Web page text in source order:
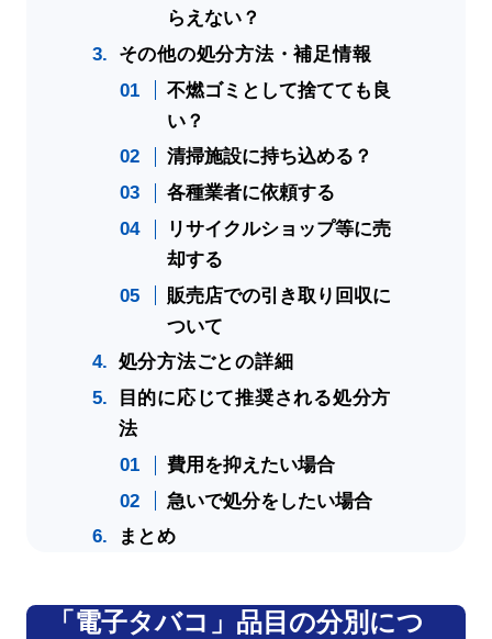
らえない？
その他の処分方法・補足情報
不燃ゴミとして捨てても良
い？
清掃施設に持ち込める？
各種業者に依頼する
リサイクルショップ等に売
却する
販売店での引き取り回収に
ついて
処分方法ごとの詳細
目的に応じて推奨される処分方
法
費用を抑えたい場合
急いで処分をしたい場合
まとめ
「電子タバコ」品目の分別につ